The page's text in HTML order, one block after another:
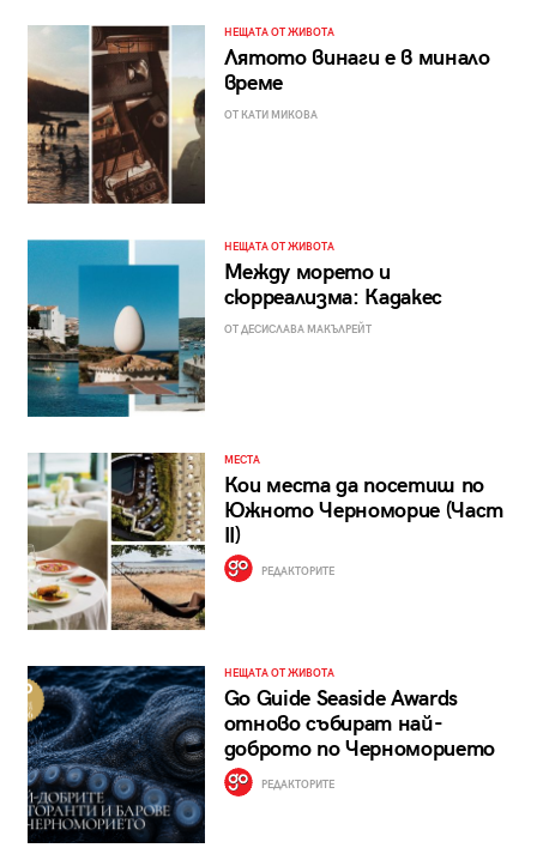
НЕЩАТА ОТ ЖИВОТА
Лятото винаги е в минало
време
ОТ КАТИ МИКОВА
НЕЩАТА ОТ ЖИВОТА
Между морето и
сюрреализма: Кадакес
ОТ ДЕСИСЛАВА МАКЪЛРЕЙТ
МЕСТА
Кои места да посетиш по
Южното Черноморие (Част
II)
РЕДАКТОРИТЕ
НЕЩАТА ОТ ЖИВОТА
Go Guide Seaside Awards
отново събират най-
доброто по Черноморието
РЕДАКТОРИТЕ